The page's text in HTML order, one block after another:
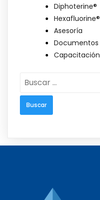
Diphoterine®
Hexafluorine®
Asesoría
Documentos
Capacitación
Buscar: